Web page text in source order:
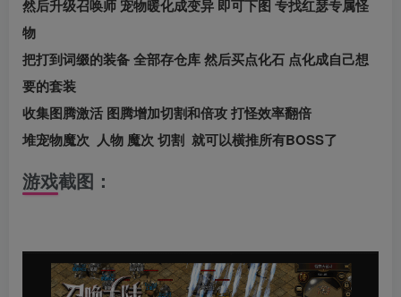
然后升级召唤师 宠物暖化成变异 即可下图 专找红瑟专属怪
物
把打到词缀的装备 全部存仓库 然后买点化石 点化成自己想
要的套装
收集图腾激活 图腾增加切割和倍攻 打怪效率翻倍
堆宠物魔次 人物 魔次 切割 就可以横推所有BOSS了
游戏截图：